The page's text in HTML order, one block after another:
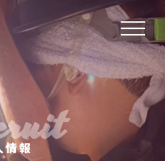
情報